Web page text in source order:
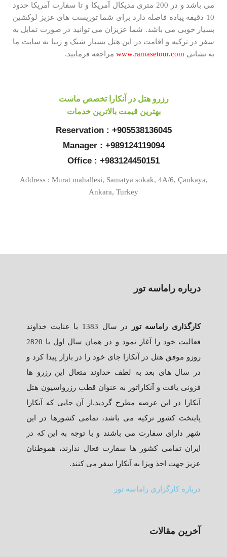
می باشد و در 200 متری مدیکال آمریکا و تا سفارت آمریکا حدود
10 دقیقه پیاده فاصله دارد برای شما توریست های عزیز لوکشین
بسیار خوبی می باشد. شما عزیزان می توانید در صورت تمایل به
سفر در ترکیه و اقامت در این هتل بسیار شیک و زیبا به سایت ما
به نشانی www.ramasetour.com مراجعه فرمایید.
رزرو هتل در آنکارا تخصص ماست
بهترین قیمت بالاترین خدمات
Reservation : +905538136045
Manager : +989124119094
Office : +983124450151
Address : Murat mahallesi, Samatya sokak, 4A/6, Çankaya,
Ankara, Turkey
درباره راماسه تور
کارگذاری راماسه تور
در سال 1383 با عنایت خداوند
فعالیت خود را آغاز نمود و در همان سال اول با 2820
روزو موفق هتل در آنکارا جای خود را در بازار پیدا کرد و
در سال های بعد به لطف خداوند متعال این رزرو ها
فزونی یافت و آنکاراتور به عنوان قطب رزرواسیون هتل
آنکارا در این عرصه مطرح گردید.از آن جایی که آنکارا
پایتخت کشور ترکیه می باشد، تمامی کشورها در این
شهر دارای سفارت می باشند و با توجه به این که در
ایران تمامی کشور ها سفارت فعال ندارند، هموطنان
عزیز جهت اخذ ویزا به آنکارا سفر می کنند.
درباره کارگزاری راماسه تور
آخرین مقالات